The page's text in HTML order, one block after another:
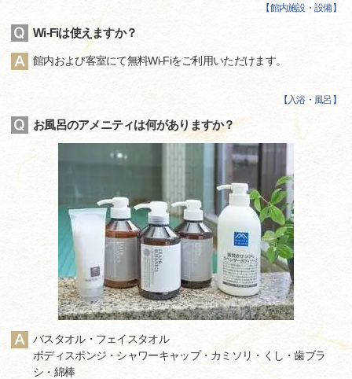
【館内施設・設備】
Wi-Fiは使えますか？
館内および客室にて無料Wi-Fiをご利用いただけます。
【 入浴・風呂】
お風呂のアメニティは何がありますか？
バスタオル・フェイスタオル
ボディスポンジ・シャワーキャップ・カミソリ・くし・歯ブラ
シ・綿棒